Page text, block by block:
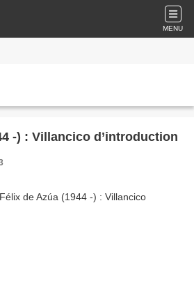
MENU
-) : Villancico d’introduction